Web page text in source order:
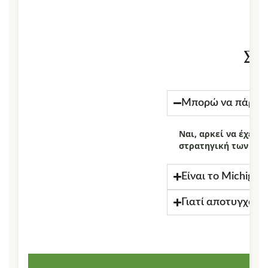
Μπορώ να πάρω
Ναι, αρκεί να έχετε
στρατηγική των
Είναι το
Γιατί